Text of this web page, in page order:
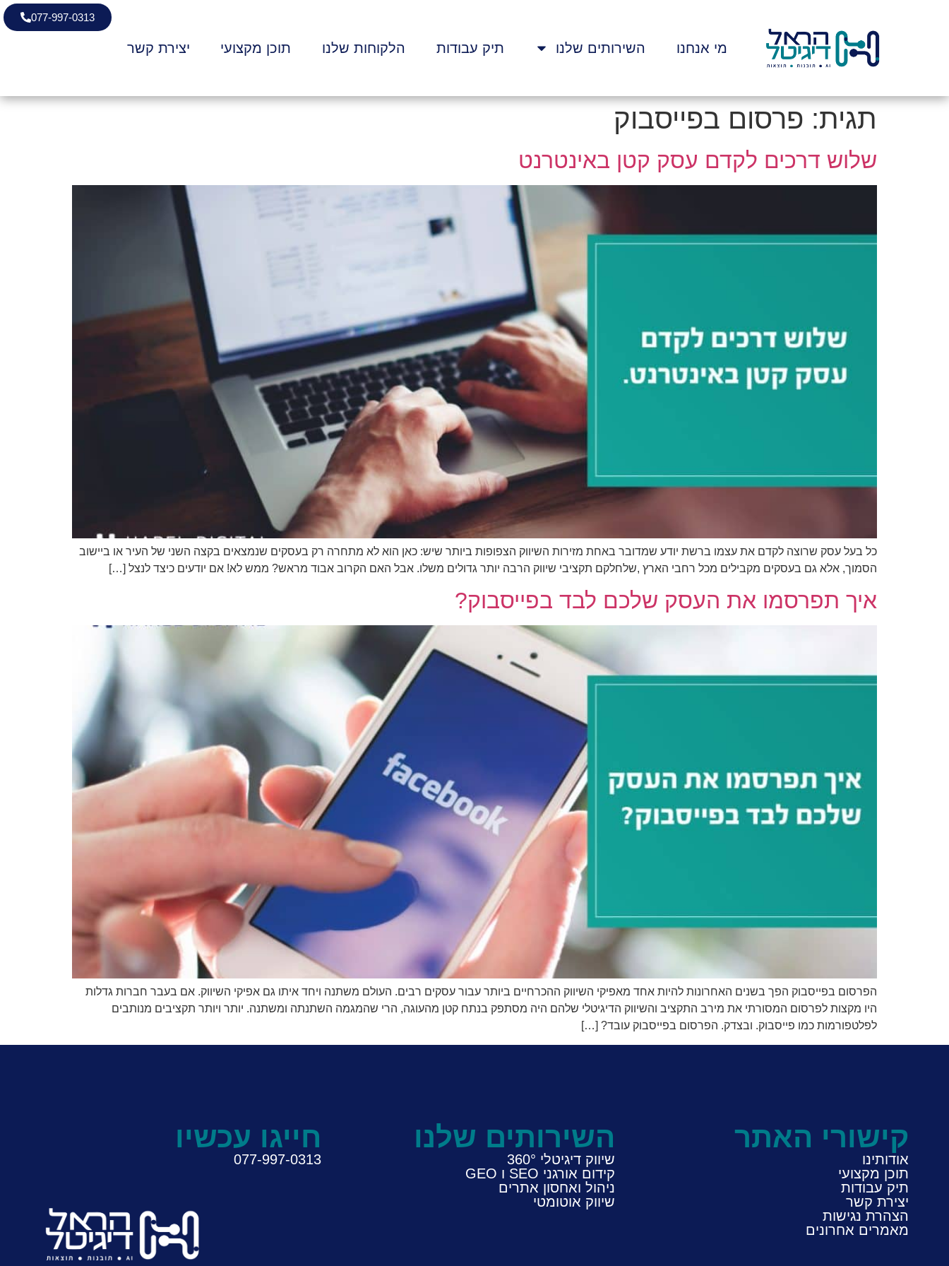
077-997-0313
מי אנחנו השירותים שלנו תיק עבודות הלקוחות שלנו תוכן מקצועי יצירת קשר
תגית: פרסום בפייסבוק
שלוש דרכים לקדם עסק קטן באינטרנט
כל בעל עסק שרוצה לקדם את עצמו ברשת יודע שמדובר באחת מזירות השיווק הצפופות ביותר שיש: כאן הוא לא מתחרה רק בעסקים שנמצאים בקצה השני של העיר או ביישוב
הסמוך, אלא גם בעסקים מקבילים מכל רחבי הארץ ,שלחלקם תקציבי שיווק הרבה יותר גדולים משלו. אבל האם הקרוב אבוד מראש? ממש לא! אם יודעים כיצד לנצל […]
איך תפרסמו את העסק שלכם לבד בפייסבוק?
הפרסום בפייסבוק הפך בשנים האחרונות להיות אחד מאפיקי השיווק ההכרחיים ביותר עבור עסקים רבים. העולם משתנה ויחד איתו גם אפיקי השיווק. אם בעבר חברות גדלות
היו מקצות לפרסום המסורתי את מירב התקציב והשיווק הדיגיטלי שלהם היה מסתפק בנתח קטן מהעוגה, הרי שהמגמה השתנתה ומשתנה. יותר ויותר תקציבים מנותבים
לפלטפורמות כמו פייסבוק. ובצדק. הפרסום בפייסבוק עובד? […]
קישורי האתר
אודותינו
תוכן מקצועי
תיק עבודות
יצירת קשר
הצהרת נגישות
מאמרים אחרונים
השירותים שלנו
שיווק דיגיטלי 360°
קידום אורגני SEO ו GEO
ניהול ואחסון אתרים
שיווק אוטומטי
חייגו עכשיו
077-997-0313